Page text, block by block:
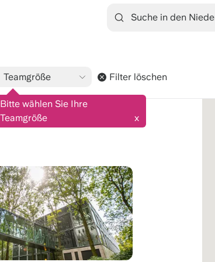
1545 Bewertungen
Bitte wählen Sie Ihre
Teamgröße
x
Teamgröße Filter löschen